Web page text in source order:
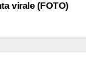
virale (FOTO)